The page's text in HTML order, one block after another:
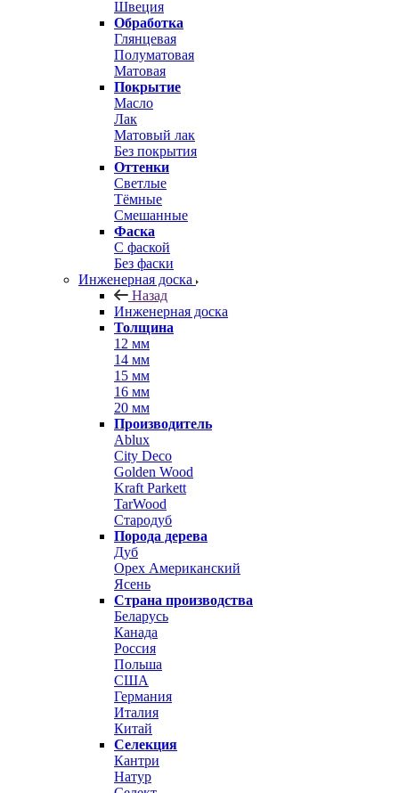
Швеция
Обработка
Глянцевая
Полуматовая
Матовая
Покрытие
Масло
Лак
Матовый лак
Без покрытия
Оттенки
Светлые
Тёмные
Смешанные
Фаска
С фаской
Без фаски
Инженерная доска
Назад
Инженерная доска
Толщина
12 мм
14 мм
15 мм
16 мм
20 мм
Производитель
Ablux
City Deco
Golden Wood
Kraft Parkett
TarWood
Стародуб
Порода дерева
Дуб
Орех Американский
Ясень
Страна производства
Беларусь
Канада
Россия
Польша
США
Германия
Италия
Китай
Селекция
Кантри
Натур